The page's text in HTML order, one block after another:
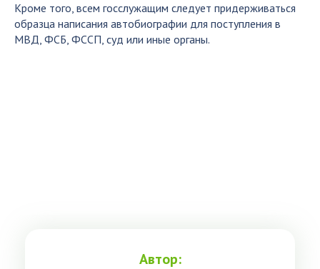
Кроме того, всем госслужащим следует придерживаться
образца написания автобиографии для поступления в
МВД, ФСБ, ФССП, суд или иные органы.
Автор: